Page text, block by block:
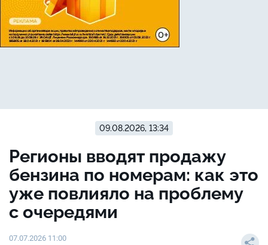
09.08.2026, 13:34
Регионы вводят продажу
бензина по номерам: как это
уже повлияло на проблему
с очередями
07.07.2026 11:00